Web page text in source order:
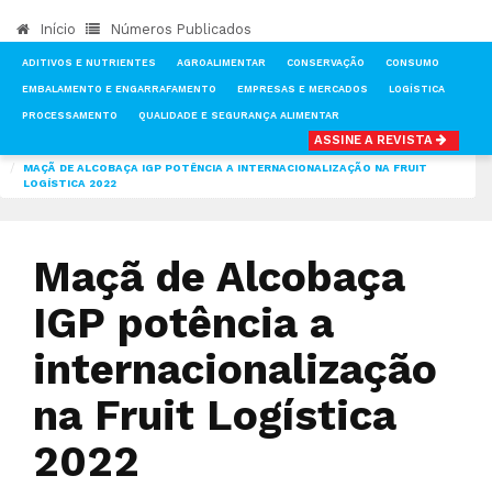
Início Números Publicados
ADITIVOS E NUTRIENTES AGROALIMENTAR CONSERVAÇÃO CONSUMO
EMBALAMENTO E ENGARRAFAMENTO EMPRESAS E MERCADOS LOGÍSTICA
PROCESSAMENTO QUALIDADE E SEGURANÇA ALIMENTAR
ASSINE A REVISTA
MAÇÃ DE ALCOBAÇA IGP POTÊNCIA A INTERNACIONALIZAÇÃO NA FRUIT
LOGÍSTICA 2022
Maçã de Alcobaça
IGP potência a
internacionalização
na Fruit Logística
2022